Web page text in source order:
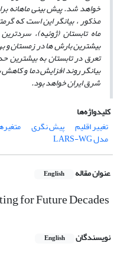
خواهد شد. پیش بینی ماهانه
مذکور ، بیانگر این است که
ماه تابستان (ژوئیه)،
بیشترین بارش ها در زمستان و
تعرق در تابستان به بیشترین
بیانگر روند افزایش دما و
شرق ایران خواهد بود.
کلیدواژه‌ها
تغییر اقلیم
پیش نگری
مدل LARS-WG
عنوان مقاله English
for Future Decades
نویسندگان English